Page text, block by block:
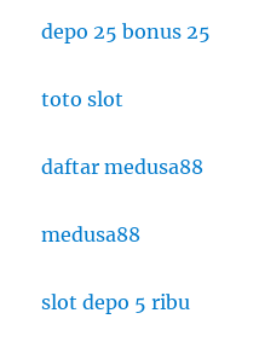
depo 25 bonus 25
toto slot
daftar medusa88
medusa88
slot depo 5 ribu